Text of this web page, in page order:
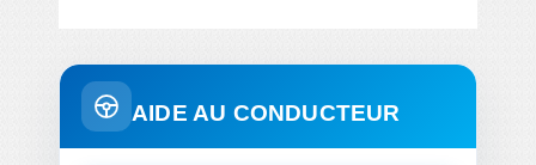
AIDE AU CONDUCTEUR